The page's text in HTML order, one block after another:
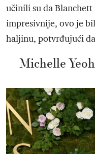
učinili su da Blanchett
impresivnije, ovo je
haljinu, potvrđujući
Michelle